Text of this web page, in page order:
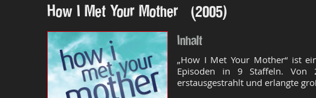
How I Met Your Mother (2005)
Inhalt
„How I Met Your Mother“ ist
Episoden in 9 Staffeln.
erstausgestrahlt und erlangte